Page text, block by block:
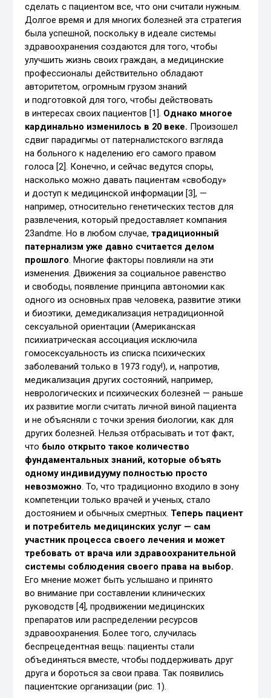
сделать с пациентом все, что они считали нужным.
Долгое время и для многих болезней эта стратегия
была успешной, поскольку в идеале системы
здравоохранения создаются для того, чтобы
улучшить жизнь своих граждан, а медицинские
профессионалы действительно обладают
авторитетом, огромным грузом знаний
и подготовкой для того, чтобы действовать
в интересах своих пациентов [1]. Однако многое
кардинально изменилось в 20 веке. Произошел
сдвиг парадигмы от патерналистского взгляда
на больного к наделению его самого правом
голоса [2]. Конечно, и сейчас ведутся споры,
насколько можно давать пациентам «свободу»
и доступ к медицинской информации [3], —
например, относительно генетических тестов для
развлечения, который предоставляет компания
23andme. Но в любом случае,традиционный
патернализм уже давно считается делом
прошлого. Многие факторы повлияли на эти
изменения. Движения за социальное равенство
и свободы, появление принципа автономии как
одного из основных прав человека, развитие этики
и биоэтики, демедикализация нетрадиционной
сексуальной ориентации (Американская
психиатрическая ассоциация исключила
гомосексуальность из списка психических
заболеваний только в 1973 году!), и, напротив,
медикализация других состояний, например,
неврологических и психических болезней — раньше
их развитие могли считать личной виной пациента
и не объясняли с точки зрения биологии, как для
других болезней. Нельзя отбрасывать и тот факт,
что было открыто такое количество
фундаментальных знаний, которые объять
одному индивидууму полностью просто
невозможно. То, что традиционно входило в зону
компетенции только врачей и ученых, стало
достоянием и обычных смертных. Теперь пациент
и потребитель медицинских услуг — сам
участник процесса своего лечения и может
требовать от врача или здравоохранительной
системы соблюдения своего права на выбор.
Его мнение может быть услышано и принято
во внимание при составлении клинических
руководств [4], продвижении медицинских
препаратов или распределении ресурсов
здравоохранения. Более того, случилась
беспрецедентная вещь: пациенты стали
объединяться вместе, чтобы поддерживать друг
друга и бороться за свои права. Так появились
пациентские организации (рис. 1).